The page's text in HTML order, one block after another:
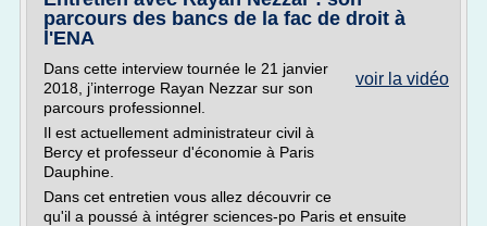
parcours des bancs de la fac de droit à
l'ENA
voir la vidéo
Dans cette interview tournée le 21 janvier
2018, j’interroge Rayan Nezzar sur son
parcours professionnel.
Il est actuellement administrateur civil à
Bercy et professeur d'économie à Paris
Dauphine.
Dans cet entretien vous allez découvrir ce
qu'il a poussé à intégrer sciences-po Paris et ensuite